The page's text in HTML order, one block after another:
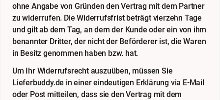
ohne Angabe von Gründen den Vertrag mit dem Partner
zu widerrufen. Die Widerrufsfrist beträgt vierzehn Tage
und gilt ab dem Tag, an dem der Kunde oder ein von ihm
benannter Dritter, der nicht der Beförderer ist, die Waren
in Besitz genommen haben bzw. hat.
Um Ihr Widerrufsrecht auszuüben, müssen Sie
Lieferbuddy.de in einer eindeutigen Erklärung via E-Mail
oder Post mitteilen, dass sie den Vertrag mit dem